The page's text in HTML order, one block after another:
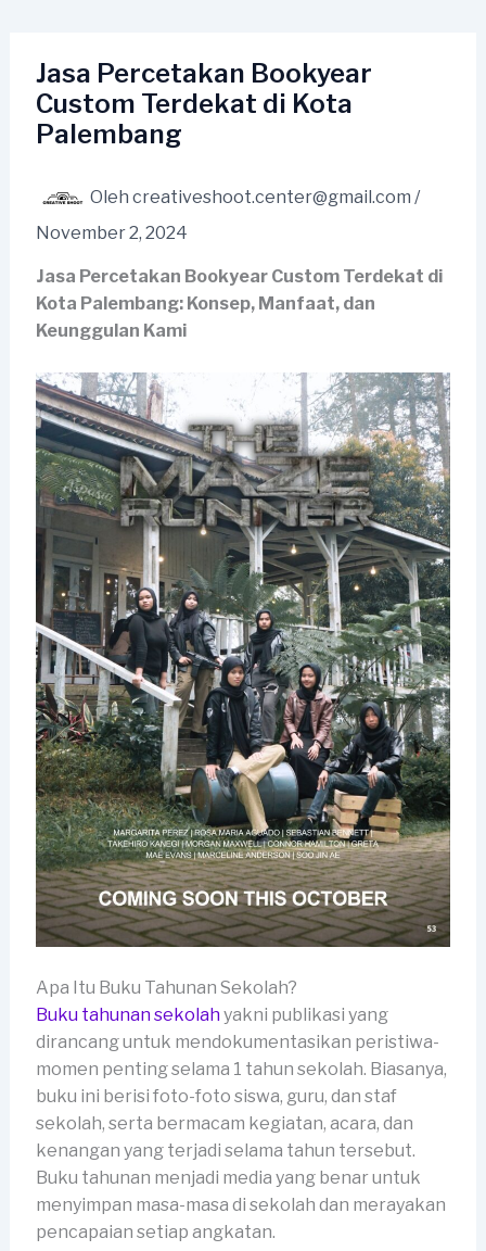
kontenJasa Percetakan Bookyear
Custom Terdekat di Kota
Palembang
Oleh creativeshoot.center@gmail.com /
November 2, 2024
Jasa Percetakan Bookyear Custom Terdekat di
Kota Palembang: Konsep, Manfaat, dan
Keunggulan Kami
Apa Itu Buku Tahunan Sekolah?
Buku tahunan sekolahyakni publikasi yang
dirancang untuk mendokumentasikan peristiwa-
momen penting selama 1 tahun sekolah. Biasanya,
buku ini berisi foto-foto siswa, guru, dan staf
sekolah, serta bermacam kegiatan, acara, dan
kenangan yang terjadi selama tahun tersebut.
Buku tahunan menjadi media yang benar untuk
menyimpan masa-masa di sekolah dan merayakan
pencapaian setiap angkatan.